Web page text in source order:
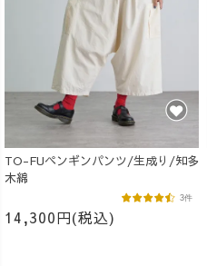
TO-FUペンギンパンツ/生成り/知多
木綿
14,300円(税込)
3件